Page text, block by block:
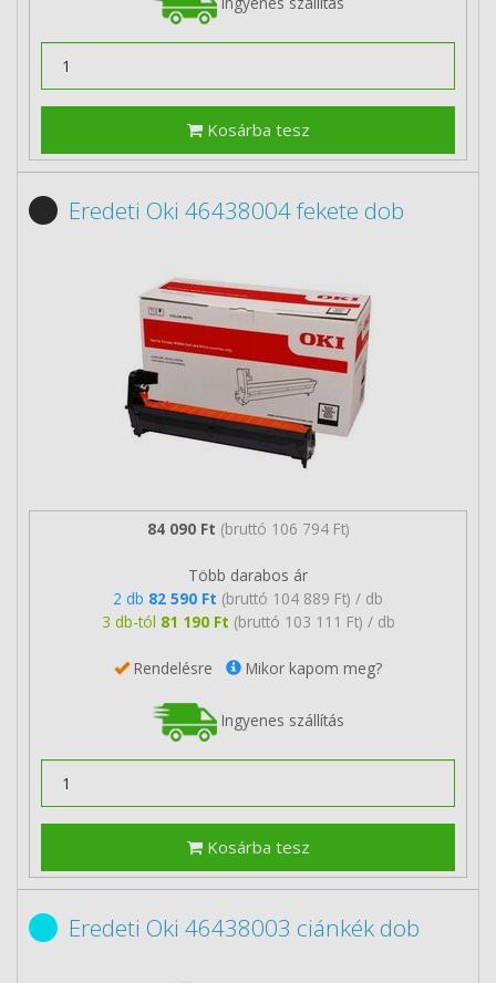
Kosárba tesz
Eredeti Oki 46438004 fekete dob
84 090 Ft (bruttó 106 794 Ft)
Több darabos ár
2 db 82 590 Ft (bruttó 104 889 Ft) / db
3 db-tól 81 190 Ft (bruttó 103 111 Ft) / db
Rendelésre Mikor kapom meg?
Ingyenes szállítás
Kosárba tesz
Eredeti Oki 46438003 ciánkék dob